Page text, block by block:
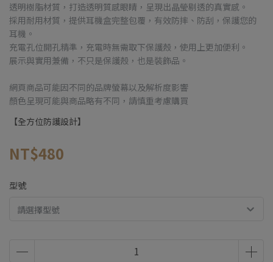
透明樹脂材質，打造透明質感眼睛，呈現出晶瑩剔透的真實感。
採用耐用材質，提供耳機盒完整包覆，有效防摔、防刮，保護您的
耳機。
充電孔位開孔精準，充電時無需取下保護殼，使用上更加便利。
展示與實用兼備，不只是保護殼，也是裝飾品。
網頁商品可能因不同的品牌螢幕以及解析度影響
顏色呈現可能與商品略有不同，請慎重考慮購買
【全方位防護設計】
NT$480
型號
請選擇型號